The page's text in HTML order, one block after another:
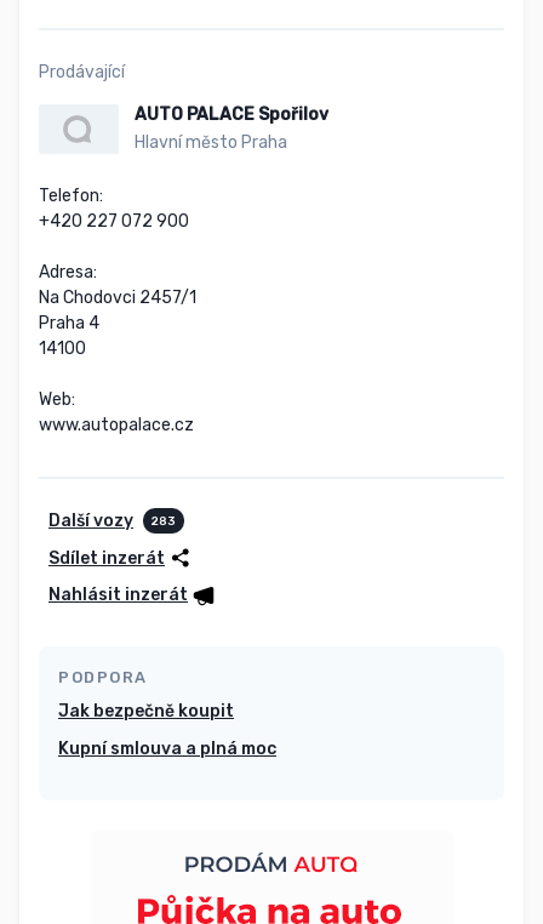
Prodávající
AUTO PALACE Spořilov
Hlavní město Praha
Telefon:
+420 227 072 900
Adresa:
Na Chodovci 2457/1
Praha 4
14100
Web:
www.autopalace.cz
Další vozy 283
Sdílet inzerát
Nahlásit inzerát
PODPORA
Jak bezpečně koupit
Kupní smlouva a plná moc